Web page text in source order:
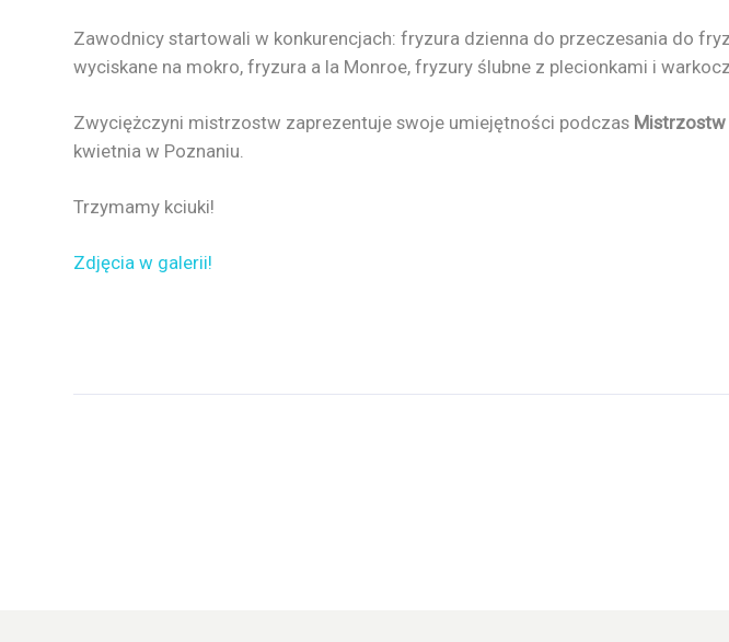
Zawodnicy startowali w konkurencjach: fryzura dzienna do przeczesania do
wyciskane na mokro, fryzura a la Monroe, fryzury ślubne z plecionkami i
Zwyciężczyni mistrzostw zaprezentuje swoje umiejętności podczas Mistrzostw
kwietnia w Poznaniu.
Trzymamy kciuki!
Zdjęcia w galerii!